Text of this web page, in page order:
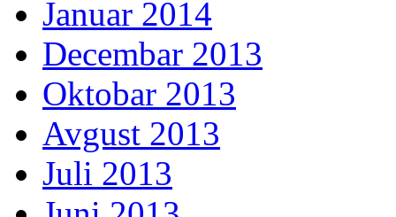
Januar 2014
Decembar 2013
Oktobar 2013
Avgust 2013
Juli 2013